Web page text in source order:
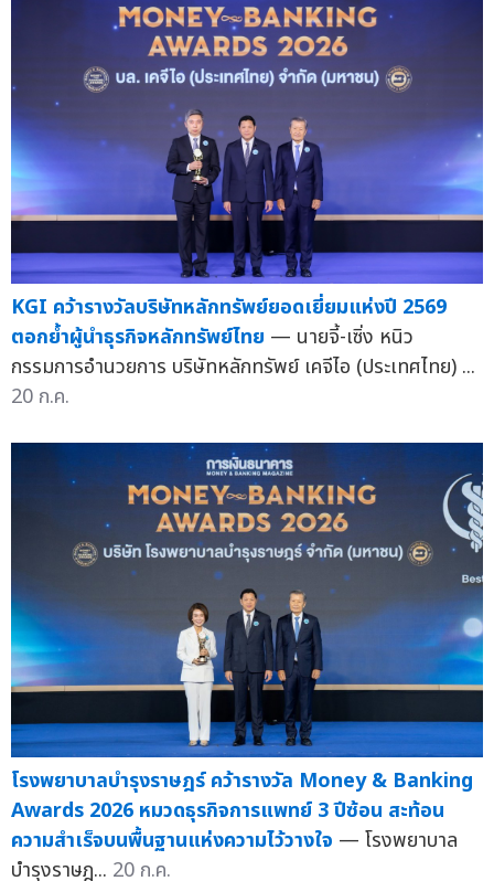
KGI คว้ารางวัลบริษัทหลักทรัพย์ยอดเยี่ยมแห่งปี 2569
ตอกย้ำผู้นำธุรกิจหลักทรัพย์ไทย — นายจี้-เซิ่ง หนิว
กรรมการอำนวยการ บริษัทหลักทรัพย์ เคจีไอ (ประเทศไทย) ...
20 ก.ค.
โรงพยาบาลบำรุงราษฎร์ คว้ารางวัล Money & Banking
Awards 2026 หมวดธุรกิจการแพทย์ 3 ปีซ้อน สะท้อน
ความสำเร็จบนพื้นฐานแห่งความไว้วางใจ — โรงพยาบาล
บำรุงราษฎ... 20 ก.ค.